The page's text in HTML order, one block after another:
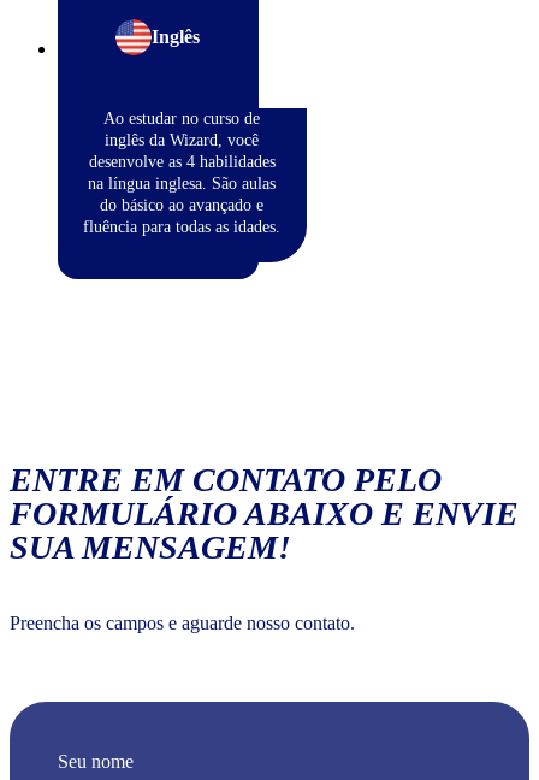
Inglês
Ao estudar no curso de
inglês da Wizard, você
desenvolve as 4 habilidades
na língua inglesa. São aulas
do básico ao avançado e
fluência para todas as idades.
ENTRE EM CONTATO PELO
FORMULÁRIO ABAIXO E ENVIE
SUA MENSAGEM!
Preencha os campos e aguarde nosso contato.
Seu nome